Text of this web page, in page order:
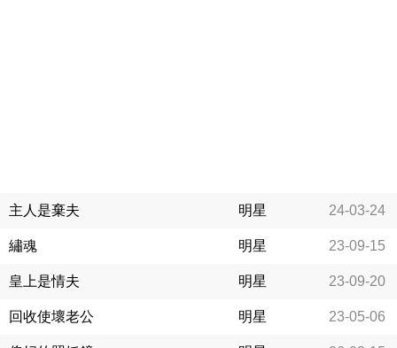
主人是棄夫 明星 24-03-24
繡魂 明星 23-09-15
皇上是情夫 明星 23-09-20
回收使壞老公 明星 23-05-06